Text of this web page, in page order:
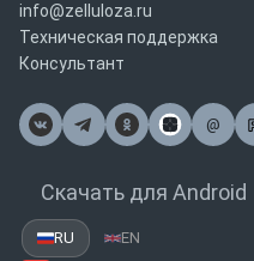
info@zelluloza.ru
Техническая поддержка
Консультант
@
Почта
Скачать для Android
RU EN